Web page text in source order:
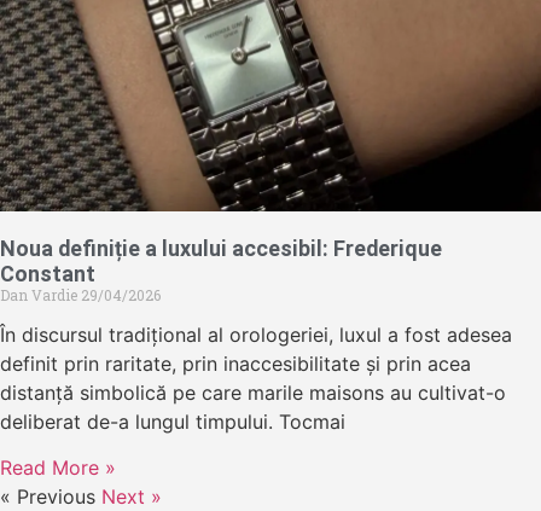
Noua definiție a luxului accesibil: Frederique
Constant
Dan Vardie 29/04/2026
În discursul tradițional al orologeriei, luxul a fost adesea
definit prin raritate, prin inaccesibilitate și prin acea
distanță simbolică pe care marile maisons au cultivat-o
deliberat de-a lungul timpului. Tocmai
Read More »
« Previous Next »